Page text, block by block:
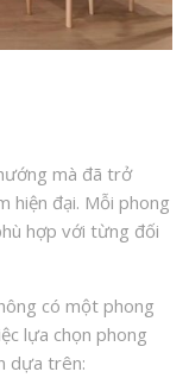
mà đã trở
hiện đại. Mỗi phong
hợp với từng đối
có một phong
lựa chọn phong
dựa trên: